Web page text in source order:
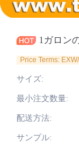
1ガロン
Price Terms:
サイズ:
最小注文数量:
配送方法:
サンプル: